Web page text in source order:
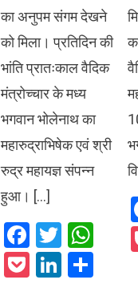
का अनुपम संगम देखने
को मिला। प्रतिदिन की
भांति प्रातःकाल वैदिक
मंत्रोच्चार के मध्य
भगवान भोलेनाथ का
महारुद्राभिषेक एवं श्री
रुद्र महायज्ञ संपन्न
हुआ। […]
Facebook
Pocket